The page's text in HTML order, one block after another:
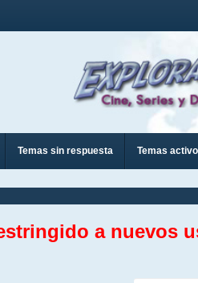
Temas sin respuesta Temas
a nuevos